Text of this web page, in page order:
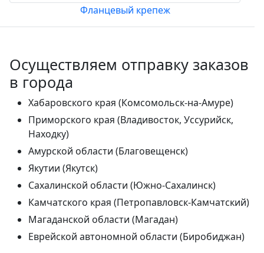
Фланцевый крепеж
Осуществляем отправку заказов
в города
Хабаровского края (Комсомольск-на-Амуре)
Приморского края (Владивосток, Уссурийск,
Находку)
Амурской области (Благовещенск)
Якутии (Якутск)
Сахалинской области (Южно-Сахалинск)
Камчатского края (Петропавловск-Камчатский)
Магаданской области (Магадан)
Еврейской автономной области (Биробиджан)